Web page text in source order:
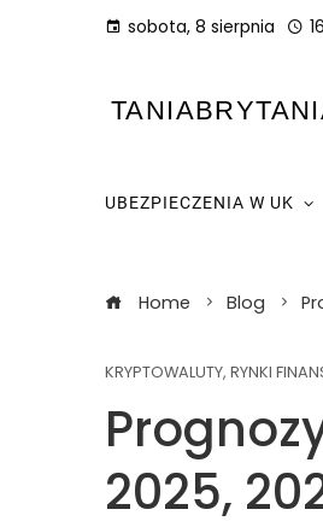
sobota, 8 sierpnia
UBEZPIECZENIA W UK
Home Blog
KRYPTOWALUTY, RYNKI
2025,